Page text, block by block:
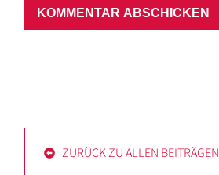
ZURÜCK ZU ALLEN BEITRÄGEN